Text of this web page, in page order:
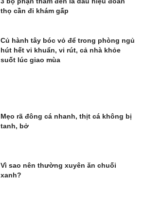
thọ cần đi khám gấp
Củ hành tây bóc vỏ để trong phòng ngủ
hút hết vi khuẩn, vi rút, cả nhà khỏe
suốt lúc giao mùa
Mẹo rã đông cá nhanh, thịt cá không bị
tanh, bở
Vì sao nên thường xuyên ăn chuối
xanh?